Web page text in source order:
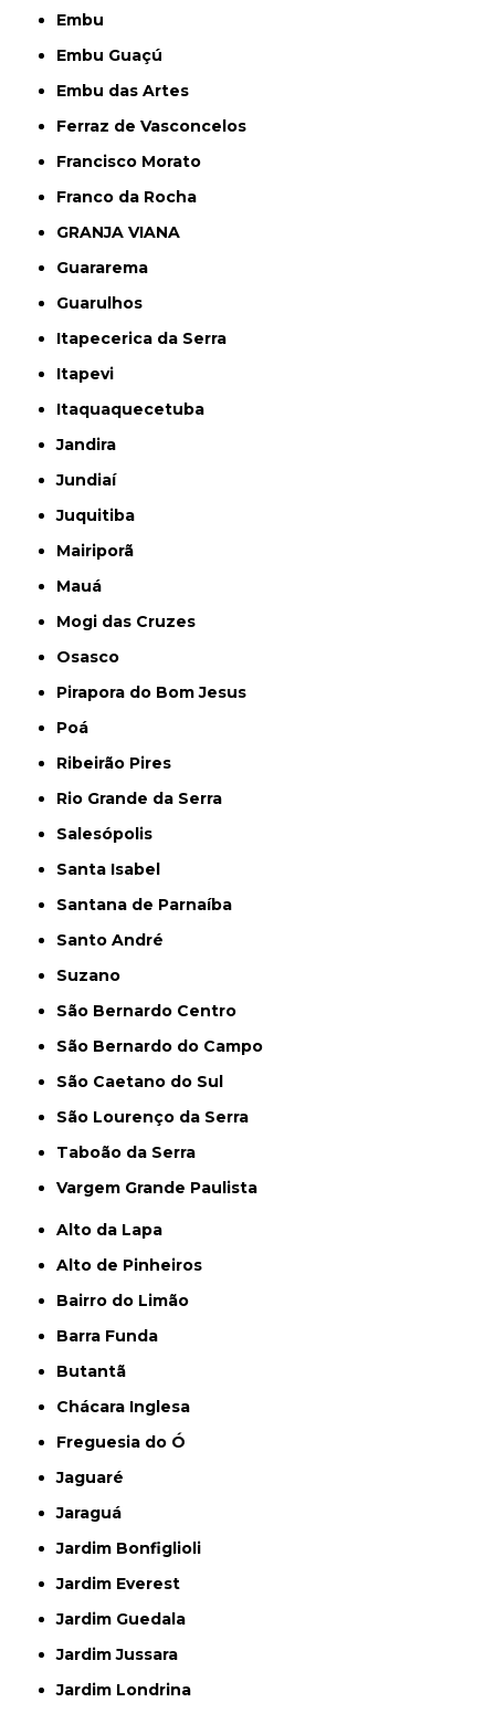
Embu
Embu Guaçú
Embu das Artes
Ferraz de Vasconcelos
Francisco Morato
Franco da Rocha
GRANJA VIANA
Guararema
Guarulhos
Itapecerica da Serra
Itapevi
Itaquaquecetuba
Jandira
Jundiaí
Juquitiba
Mairiporã
Mauá
Mogi das Cruzes
Osasco
Pirapora do Bom Jesus
Poá
Ribeirão Pires
Rio Grande da Serra
Salesópolis
Santa Isabel
Santana de Parnaíba
Santo André
Suzano
São Bernardo Centro
São Bernardo do Campo
São Caetano do Sul
São Lourenço da Serra
Taboão da Serra
Vargem Grande Paulista
Alto da Lapa
Alto de Pinheiros
Bairro do Limão
Barra Funda
Butantã
Chácara Inglesa
Freguesia do Ó
Jaguaré
Jaraguá
Jardim Bonfiglioli
Jardim Everest
Jardim Guedala
Jardim Jussara
Jardim Londrina